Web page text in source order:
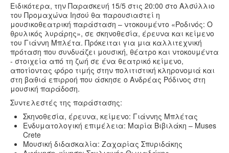
Ειδικότερα, την Παρασκευή 15/5 στις 20:00 στο Αλσύλλιο
του Προμαχώνα Ιησού θα παρουσιαστεί η
μουσικοθεατρική παράσταση – ντοκουμέντο «Ροδινός: O
θρυλικός λυράρης», σε σκηνοθεσία, έρευνα και κείμενο
του Γιάννη Μπλέτα. Πρόκειται για μια καλλιτεχνική
πρόταση που συνδυάζει μουσική, θέατρο και ντοκουμέντα
- στοιχεία από τη ζωή σε ένα θεατρικό κείμενο,
αποτίοντας φόρο τιμής στην πολιτιστική κληρονομιά και
στη βαθιά επιρροή που άσκησε ο Ανδρέας Ρόδινος στη
μουσική παράδοση.
Συντελεστές της παράστασης:
Σκηνοθεσία, έρευνα, κείμενο: Γιάννης Μπλέτας
Ενδυματολογική επιμέλεια: Μαρία Βιβιλάκη – Muses
Crete
Μουσική διδασκαλία: Ζαχαρίας Σπυριδάκης